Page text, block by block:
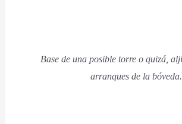
Base de una posible torre o quizá,
arranques de la